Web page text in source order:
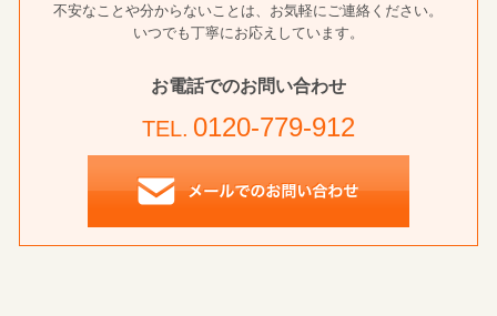
不安なことや分からないことは、お気軽にご連絡ください。
いつでも丁寧にお応えしています。
お電話でのお問い合わせ
TEL. 0120-779-912